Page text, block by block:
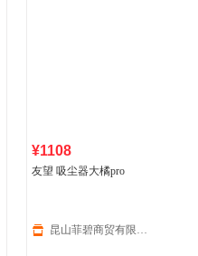
¥1108
友望 吸尘器大橘pro
昆山菲碧商贸有限公司